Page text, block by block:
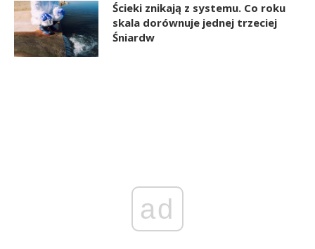
Ścieki znikają z systemu. Co roku
skala dorównuje jednej trzeciej
Śniardw
ad